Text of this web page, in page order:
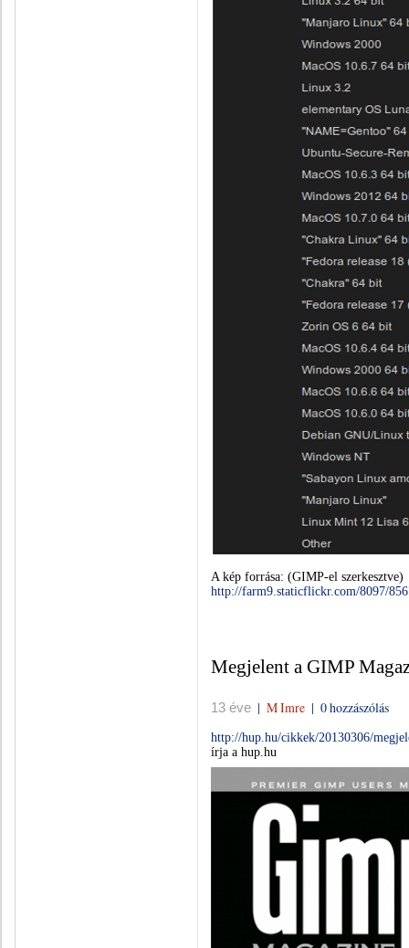
A kép forrása: (GIMP-el szerkesztve)
http://farm9.staticflickr.com/8097/
Megjelent a GIMP
13 éve | M Imre | 0 hozzászólás
http://hup.hu/cikkek/20130306/
írja a hup.hu